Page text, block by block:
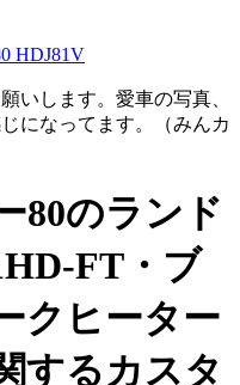
HDJ81V
いします。愛車の写真、
になってます。（みんカ
80のランド
FT・ブ
クヒーター
するカスタ